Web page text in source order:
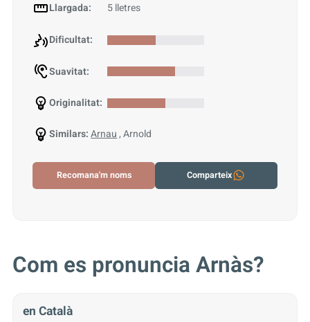
Llargada: 5 lletres
Dificultat:
Suavitat:
Originalitat:
Similars: Arnau, Arnold
Recomana'm noms Comparteix
Com es pronuncia Arnàs?
en Català